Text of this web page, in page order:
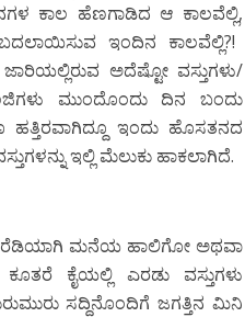
ಕಾಲ ಹೆಣಗಾಡಿದ ಆ ಕಾಲವೆಲ್ಲಿ,
ಇಂದಿನ ಕಾಲವೆಲ್ಲಿ?!
ಜಾರಿಯಲ್ಲಿರುವ ಅದೆಷ್ಟೋ ವಸ್ತುಗಳು/
ಮುಂದೊಂದು ದಿನ ಬಂದು
ಹತ್ತಿರವಾಗಿದ್ದೂ ಇಂದು ಹೊಸತನದ
ಇಲ್ಲಿ ಮೆಲುಕು ಹಾಕಲಾಗಿದೆ.
ರೆಡಿಯಾಗಿ ಮನೆಯ ಹಾಲಿಗೋ ಅಥವಾ
ಕೈಯಲ್ಲಿ ಎರಡು ವಸ್ತುಗಳು
ಸದ್ದಿನೊಂದಿಗೆ ಜಗತ್ತಿನ ಮಿನಿ